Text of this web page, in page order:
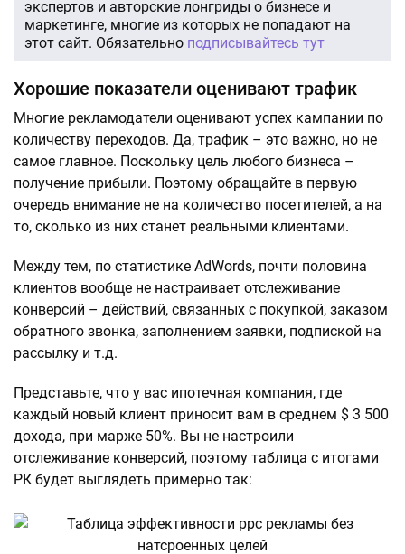
экспертов и авторские лонгриды о бизнесе и
маркетинге, многие из которых не попадают на
этот сайт. Обязательно подписывайтесь тут
Хорошие показатели оценивают трафик
Многие рекламодатели оценивают успех кампании по
количеству переходов. Да, трафик – это важно, но не
самое главное. Поскольку цель любого бизнеса –
получение прибыли. Поэтому обращайте в первую
очередь внимание не на количество посетителей, а на
то, сколько из них станет реальными клиентами.
Между тем, по статистике AdWords, почти половина
клиентов вообще не настраивает отслеживание
конверсий – действий, связанных с покупкой, заказом
обратного звонка, заполнением заявки, подпиской на
рассылку и т.д.
Представьте, что у вас ипотечная компания, где
каждый новый клиент приносит вам в среднем $ 3 500
дохода, при марже 50%. Вы не настроили
отслеживание конверсий, поэтому таблица с итогами
РК будет выглядеть примерно так: